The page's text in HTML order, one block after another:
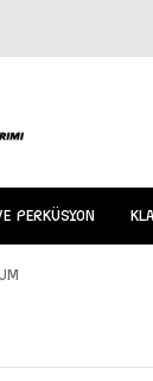
PERKÜSYON